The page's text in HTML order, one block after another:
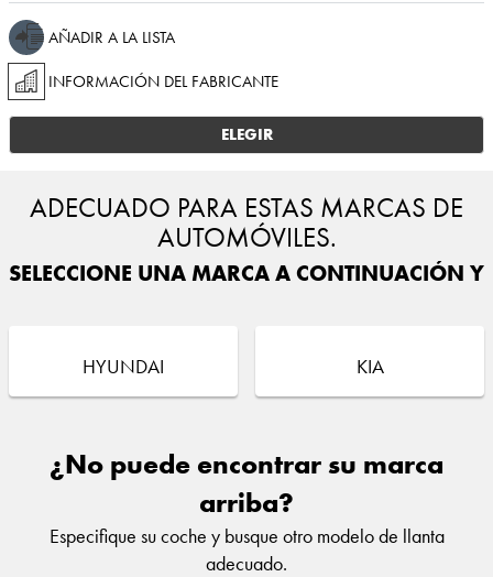
AÑADIR A LA LISTA
INFORMACIÓN DEL FABRICANTE
ELEGIR
ADECUADO PARA ESTAS MARCAS DE
AUTOMÓVILES.
SELECCIONE UNA MARCA A CONTINUACIÓN Y
HYUNDAI KIA
¿No puede encontrar su marca
arriba?
Especifique su coche y busque otro modelo de llanta
adecuado.